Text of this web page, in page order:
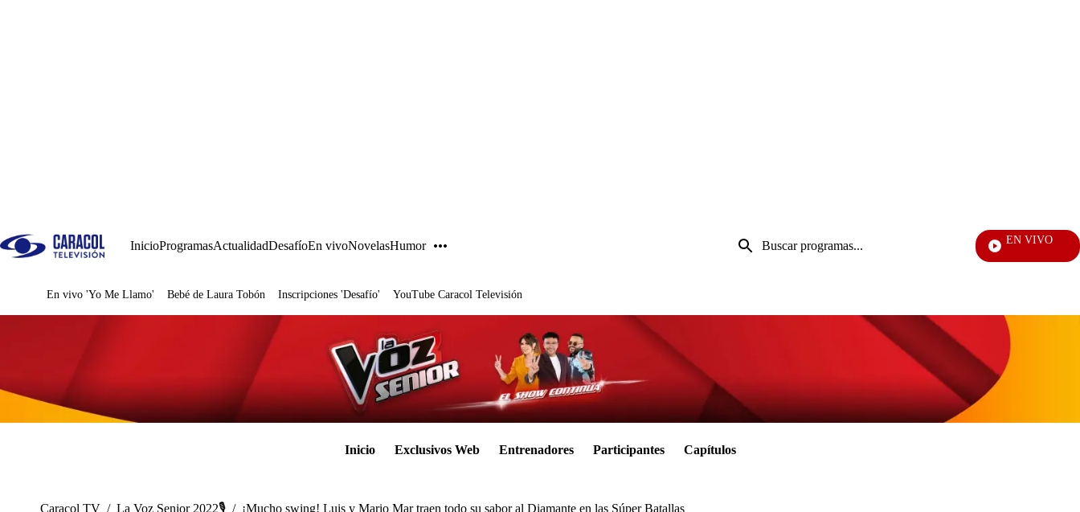
InicioProgramasActualidadDesafíoEn vivoNovelasHumor
Entrada
de
EN VIVO
Juegos
En vivo 'Yo Me Llamo' Bebé de Laura Tobón Inscripciones 'Desafío' YouTube Caracol Televisión
Inicio Exclusivos Web Entrenadores Participantes Capítulos
Caracol TV / La Voz Senior 2022🎙️ / ¡Mucho swing! Luis y Mario Mar traen todo su sabor al Diamante en las Súper Batallas